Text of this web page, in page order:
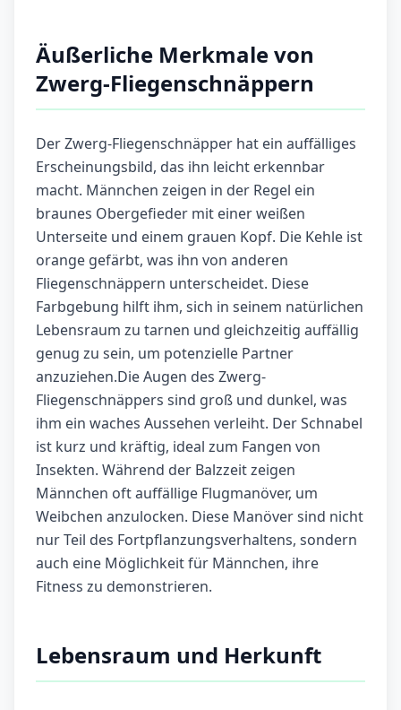
Äußerliche Merkmale von
Zwerg-Fliegenschnäppern
Der Zwerg-Fliegenschnäpper hat ein auffälliges
Erscheinungsbild, das ihn leicht erkennbar
macht. Männchen zeigen in der Regel ein
braunes Obergefieder mit einer weißen
Unterseite und einem grauen Kopf. Die Kehle ist
orange gefärbt, was ihn von anderen
Fliegenschnäppern unterscheidet. Diese
Farbgebung hilft ihm, sich in seinem natürlichen
Lebensraum zu tarnen und gleichzeitig auffällig
genug zu sein, um potenzielle Partner
anzuziehen.Die Augen des Zwerg-
Fliegenschnäppers sind groß und dunkel, was
ihm ein waches Aussehen verleiht. Der Schnabel
ist kurz und kräftig, ideal zum Fangen von
Insekten. Während der Balzzeit zeigen
Männchen oft auffällige Flugmanöver, um
Weibchen anzulocken. Diese Manöver sind nicht
nur Teil des Fortpflanzungsverhaltens, sondern
auch eine Möglichkeit für Männchen, ihre
Fitness zu demonstrieren.
Lebensraum und Herkunft